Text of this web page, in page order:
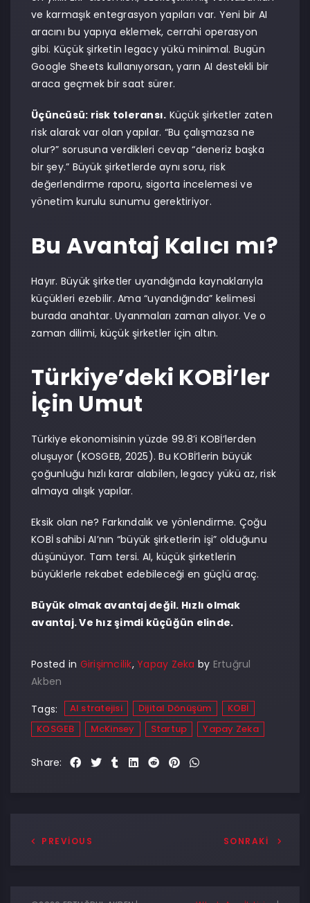
ve karmaşık entegrasyon yapıları var. Yeni bir AI
aracını bu yapıya eklemek, cerrahi operasyon
gibi. Küçük şirketin legacy yükü minimal. Bugün
Google Sheets kullanıyorsan, yarın AI destekli bir
araca geçmek bir saat sürer.
Üçüncüsü: risk toleransı. Küçük şirketler zaten
risk alarak var olan yapılar. “Bu çalışmazsa ne
olur?” sorusuna verdikleri cevap “deneriz başka
bir şey.” Büyük şirketlerde aynı soru, risk
değerlendirme raporu, sigorta incelemesi ve
yönetim kurulu sunumu gerektiriyor.
Bu Avantaj Kalıcı mı?
Hayır. Büyük şirketler uyandığında kaynaklarıyla
küçükleri ezebilir. Ama “uyandığında” kelimesi
burada anahtar. Uyanmaları zaman alıyor. Ve o
zaman dilimi, küçük şirketler için altın.
Türkiye’deki KOBİ’ler
İçin Umut
Türkiye ekonomisinin yüzde 99.8’i KOBİ’lerden
oluşuyor (KOSGEB, 2025). Bu KOBİ’lerin büyük
çoğunluğu hızlı karar alabilen, legacy yükü az, risk
almaya alışık yapılar.
Eksik olan ne? Farkındalık ve yönlendirme. Çoğu
KOBİ sahibi AI’nın “büyük şirketlerin işi” olduğunu
düşünüyor. Tam tersi. AI, küçük şirketlerin
büyüklerle rekabet edebileceği en güçlü araç.
Büyük olmak avantaj değil. Hızlı olmak
avantaj. Ve hız şimdi küçüğün elinde.
Posted in Girişimcilik, Yapay Zeka by Ertuğrul
Akben
Tags:
AI stratejisi Dijital Dönüşüm
KOBİ
KOSGEB
McKinsey Startup Yapay Zeka
Share:
PREVIOUS SONRAKI